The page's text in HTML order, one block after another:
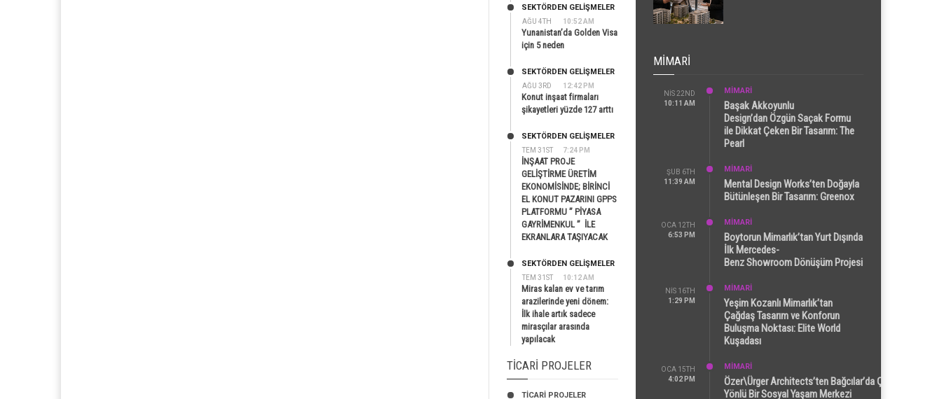
AĞU 4TH 10:52 AM
SEKTÖRDEN GELIŞMELER
Yunanistan’da Golden Visa
için 5 neden
AĞU 3RD 12:42 PM
SEKTÖRDEN GELIŞMELER
Konut inşaat firmaları
şikayetleri yüzde 127 arttı
TEM 31ST 7:24 PM
SEKTÖRDEN GELIŞMELER
İNŞAAT PROJE
GELİŞTİRME ÜRETİM
EKONOMİSİNDE; BİRİNCİ
EL KONUT PAZARINI GPPS
PLATFORMU ” PİYASA
GAYRİMENKUL ” İLE
EKRANLARA TAŞIYACAK
TEM 31ST 10:12 AM
SEKTÖRDEN GELIŞMELER
Miras kalan ev ve tarım
arazilerinde yeni dönem:
İlk ihale artık sadece
mirasçılar arasında
yapılacak
TICARI PROJELER
TİCARİ PROJELER
MIMARI
NIS 22ND
10:11 AM
MİMARİ
Başak Akkoyunlu
Design’dan Özgün Saçak Formu
ile Dikkat Çeken Bir Tasarım: The
Pearl
ŞUB 6TH
11:39 AM
MİMARİ
Mental Design Works’ten Doğayla
Bütünleşen Bir Tasarım: Greenox
OCA 12TH
6:53 PM
MİMARİ
Boytorun Mimarlık’tan Yurt Dışında
İlk Mercedes-
Benz Showroom Dönüşüm Projesi
NIS 16TH
1:29 PM
MİMARİ
Yeşim Kozanlı Mimarlık’tan
Çağdaş Tasarım ve Konforun
Buluşma Noktası: Elite World
Kuşadası
OCA 15TH
4:02 PM
MİMARİ
Özer\Ürger Architects’ten Bağcılar’da Çok
Yönlü Bir Sosyal Yaşam Merkezi